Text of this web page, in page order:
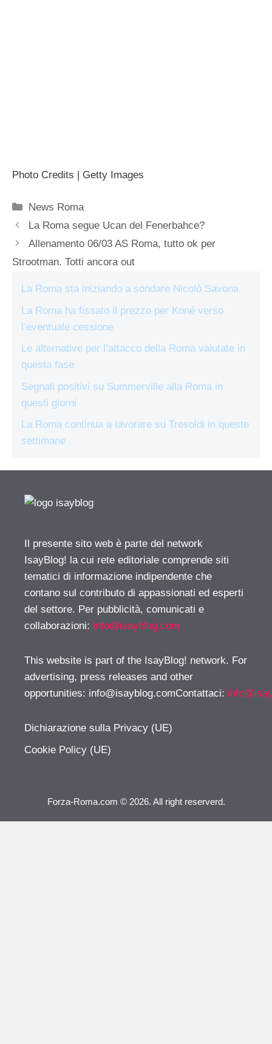
Photo Credits | Getty Images
Categorie
News Roma
La Roma segue Ucan del Fenerbahce?
Allenamento 06/03 AS Roma, tutto ok per
Strootman. Totti ancora out
La Roma sta iniziando a sondare Nicolò Savona
La Roma ha fissato il prezzo per Koné verso
l’eventuale cessione
Le alternative per l’attacco della Roma valutate in
questa fase
Segnali positivi su Summerville alla Roma in
questi giorni
La Roma continua a lavorare su Tresoldi in queste
settimane
Il presente sito web è parte del network
IsayBlog! la cui rete editoriale comprende siti
tematici di informazione indipendente che
contano sul contributo di appassionati ed esperti
del settore. Per pubblicità, comunicati e
collaborazioni: info@isayblog.com
This website is part of the IsayBlog! network. For
advertising, press releases and other
opportunities: info@isayblog.comContattaci:
Dichiarazione sulla Privacy (UE)
Cookie Policy (UE)
Forza-Roma.com © 2026. All right reserverd.